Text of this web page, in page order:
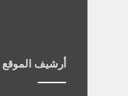
أرشيف الموقع